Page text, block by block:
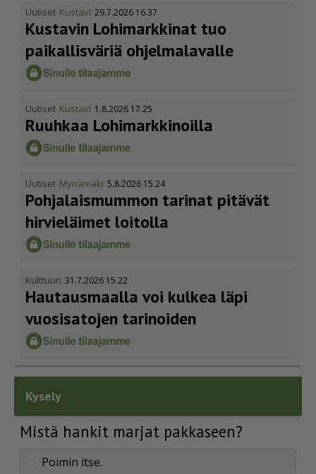
Uutiset Kustavi 29.7.2026 16.37
Kustavin Lohimarkkinat tuo
paikallisväriä ohjelmalavalle
Uutiset Kustavi 1.8.2026 17.25
Ruuhkaa Lohimark­ki­noilla
Uutiset Mynämäki 5.8.2026 15.24
Pohja­lais­mummon tarinat pitävät
hirvieläimet loitolla
Kulttuuri 31.7.2026 15.22
Hautausmaalla voi kulkea läpi
vuosisatojen tarinoiden
Kysely
Mistä hankit marjat pakkaseen?
Poimin itse.